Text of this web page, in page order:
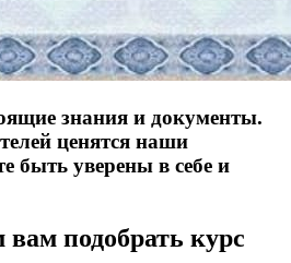
знания и документы.
ценятся наши
быть уверены в себе и
подобрать курс